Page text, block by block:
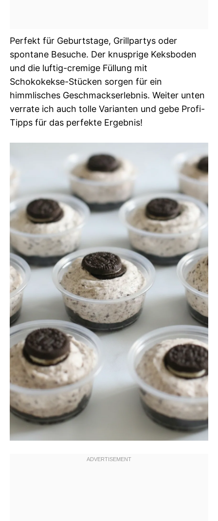
Perfekt für Geburtstage, Grillpartys oder
spontane Besuche. Der knusprige Keksboden
und die luftig-cremige Füllung mit
Schokokekse-Stücken sorgen für ein
himmlisches Geschmackserlebnis. Weiter unten
verrate ich auch tolle Varianten und gebe Profi-
Tipps für das perfekte Ergebnis!